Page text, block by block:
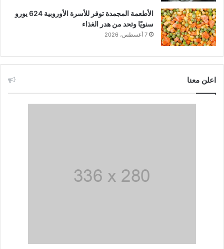
الأطعمة المجمدة توفر للأسرة الأوروبية 624 يورو
سنويًا وتحد من هدر الغذاء
7 أغسطس، 2026
اعلن معنا